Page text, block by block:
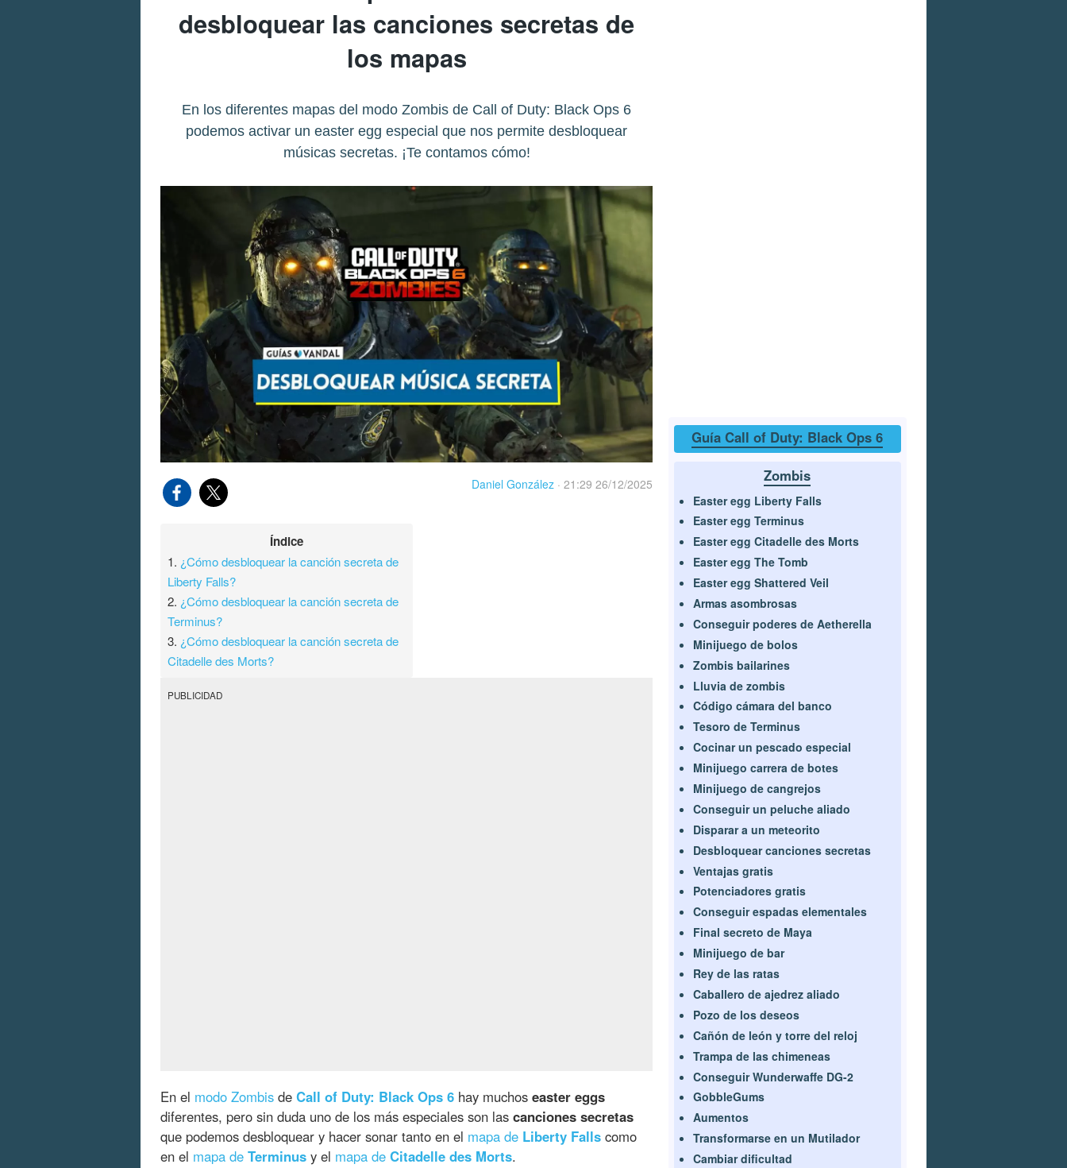
desbloquear las canciones secretas de
los mapas
En los diferentes mapas del modo Zombis de Call of Duty: Black Ops 6
podemos activar un easter egg especial que nos permite desbloquear
músicas secretas. ¡Te contamos cómo!
Daniel González · 21:29 26/12/2025
Índice
1. ¿Cómo desbloquear la canción secreta de
Liberty Falls?
2. ¿Cómo desbloquear la canción secreta de
Terminus?
3. ¿Cómo desbloquear la canción secreta de
Citadelle des Morts?
PUBLICIDAD
En el modo Zombis de Call of Duty: Black Ops 6 hay muchos easter eggs
diferentes, pero sin duda uno de los más especiales son las canciones secretas
que podemos desbloquear y hacer sonar tanto en el mapa de Liberty Falls como
en el mapa de Terminus y el mapa de Citadelle des Morts.
Guía Call of Duty: Black Ops 6
Zombis
Easter egg Liberty Falls
Easter egg Terminus
Easter egg Citadelle des Morts
Easter egg The Tomb
Easter egg Shattered Veil
Armas asombrosas
Conseguir poderes de Aetherella
Minijuego de bolos
Zombis bailarines
Lluvia de zombis
Código cámara del banco
Tesoro de Terminus
Cocinar un pescado especial
Minijuego carrera de botes
Minijuego de cangrejos
Conseguir un peluche aliado
Disparar a un meteorito
Desbloquear canciones secretas
Ventajas gratis
Potenciadores gratis
Conseguir espadas elementales
Final secreto de Maya
Minijuego de bar
Rey de las ratas
Caballero de ajedrez aliado
Pozo de los deseos
Cañón de león y torre del reloj
Trampa de las chimeneas
Conseguir Wunderwaffe DG-2
GobbleGums
Aumentos
Transformarse en un Mutilador
Cambiar dificultad